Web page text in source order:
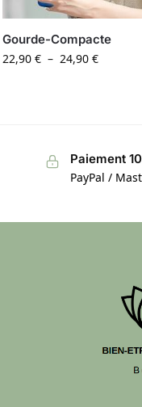
Gourde-Compacte
22,90€ – 24,90€
Paiement
PayPal /